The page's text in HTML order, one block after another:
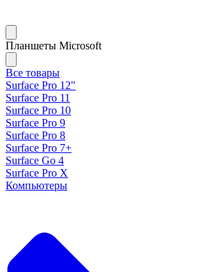
Планшеты Microsoft
Все товары
Surface Pro 12"
Surface Pro 11
Surface Pro 10
Surface Pro 9
Surface Pro 8
Surface Pro 7+
Surface Go 4
Surface Pro X
Компьютеры